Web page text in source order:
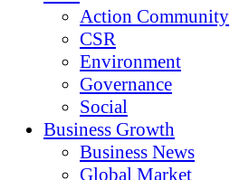
Action Community
CSR
Environment
Governance
Social
Business Growth
Business News
Global Market